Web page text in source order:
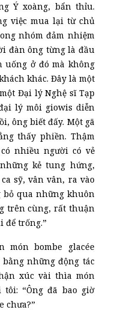
Ý xoàng, bẩn thỉu.
việc mua lại từ chủ
nhóm đảm nhiệm
đàn ông từng là đầu
uống ở đó mà không
khác. Đây là một
Đại lý Nghệ sĩ Tạp
lý môi giowis diễn
ông biết đấy. Một gã
thấy phiền. Thậm
nhiều người có vẻ
kẻ tung hứng,
sỹ, vân vân, ra vào
bỏ qua những khuôn
trên cùng, rất thuận
để trống.”
món bombe glacée
những động tác
xúc vài thìa món
“Ông đã bao giờ
chưa?”